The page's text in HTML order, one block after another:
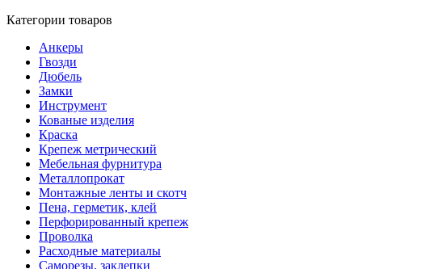
Категории товаров
Анкеры
Гвозди
Дюбель
Замки
Инструмент
Кованые изделия
Краска
Крепеж метрический
Мебельная фурнитура
Металлопрокат
Монтажные ленты и скотч
Пена, герметик, клей
Перфорированный крепеж
Проволка
Расходные материалы
Саморезы, заклепки